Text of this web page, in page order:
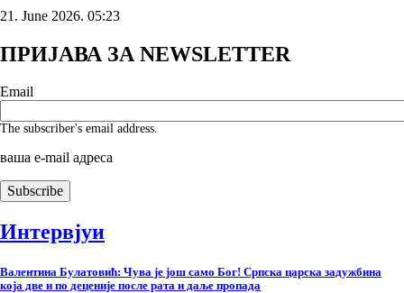
21. June 2026. 05:23
ПРИЈАВА ЗА NEWSLETTER
Email
The subscriber's email address.
ваша е-mail адреса
Интервјуи
Валентина Булатовић: Чува је још само Бог! Српска царска задужбина
која две и по деценије после рата и даље пропада